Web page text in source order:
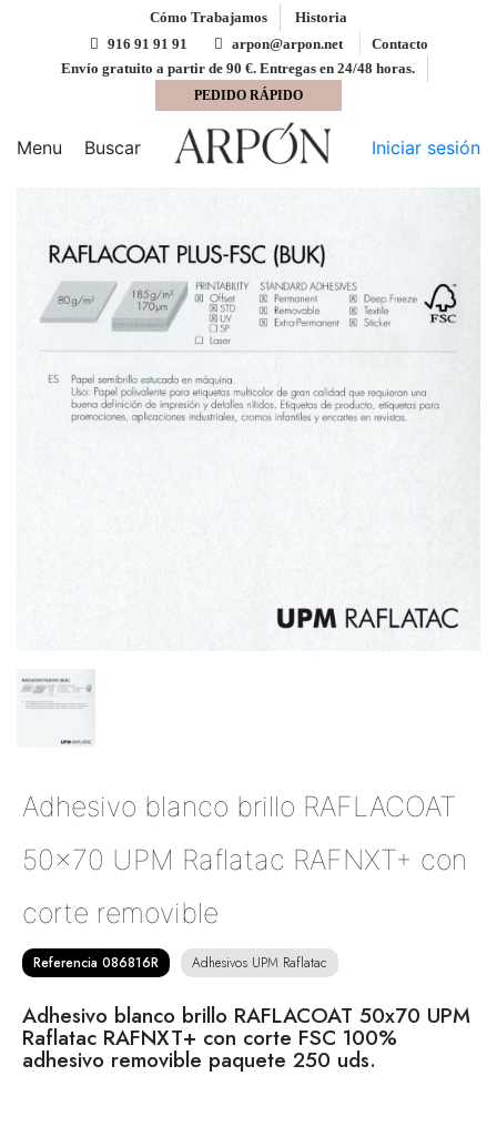
Cómo Trabajamos
Historia
916 91 91 91
arpon@arpon.net
Contacto
Envío gratuito a partir de 90 €. Entregas en 24/48 horas.
PEDIDO RÁPIDO
Menu Buscar Iniciar sesión
Adhesivos UPM Raflatac
Adhesivo blanco
brillo RAFLACOAT 50x70 UPM Raflatac RAFNXT+ con
corte removible
Adhesivo blanco brillo RAFLACOAT
50x70 UPM Raflatac RAFNXT+ con
corte removible
Referencia 086816R Adhesivos UPM Raflatac
Adhesivo blanco brillo RAFLACOAT 50x70 UPM
Raflatac RAFNXT+ con corte FSC 100%
adhesivo removible paquete 250 uds.